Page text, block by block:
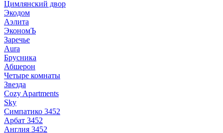
Цимлянский двор
Экодом
Аэлита
ЭкономЪ
Заречье
Aura
Брусника
Абшерон
Четыре комнаты
Звезда
Cozy Apartments
Sky
Симпатико 3452
Арбат 3452
Англия 3452